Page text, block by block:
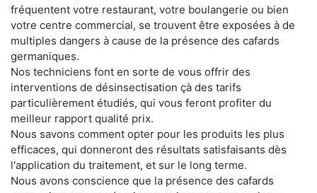
fréquentent votre restaurant, votre boulangerie ou bien
votre centre commercial, se trouvent être exposées à de
multiples dangers à cause de la présence des cafards
germaniques.
Nos techniciens font en sorte de vous offrir des
interventions de désinsectisation çà des tarifs
particulièrement étudiés, qui vous feront profiter du
meilleur rapport qualité prix.
Nous savons comment opter pour les produits les plus
efficaces, qui donneront des résultats satisfaisants dès
l'application du traitement, et sur le long terme.
Nous avons conscience que la présence des cafards